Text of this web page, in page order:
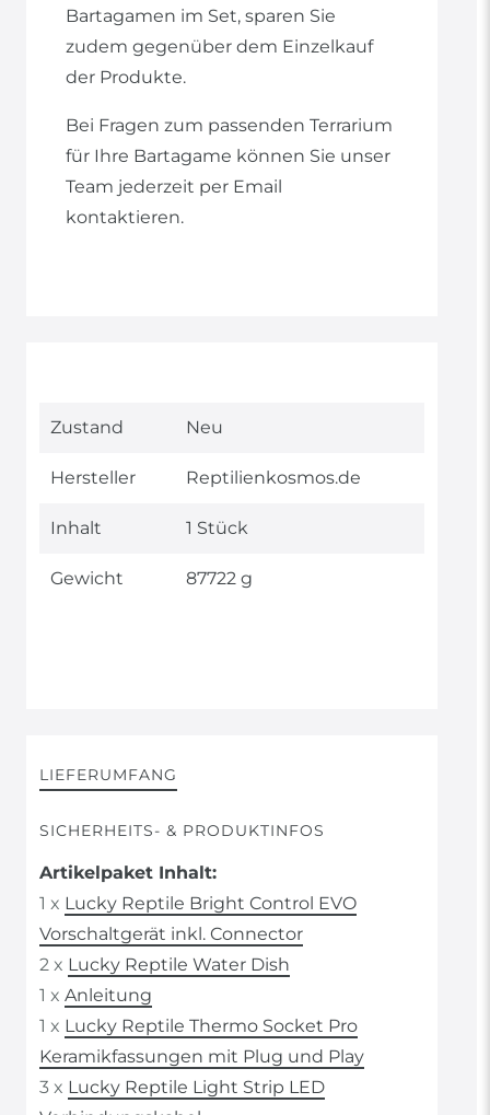
Bartagamen im Set, sparen Sie
zudem gegenüber dem Einzelkauf
der Produkte.
Bei Fragen zum passenden Terrarium
für Ihre Bartagame können Sie unser
Team jederzeit per Email
kontaktieren.
Technisches
Wert
Zustand Neu
Hersteller Reptilienkosmos.de
Inhalt 1 Stück
Gewicht 87722 g
LIEFERUMFANG
SICHERHEITS- & PRODUKTINFOS
Artikelpaket Inhalt:
1 x Lucky Reptile Bright Control EVO
Vorschaltgerät inkl. Connector
2 x Lucky Reptile Water Dish
1 x Anleitung
1 x Lucky Reptile Thermo Socket Pro
Keramikfassungen mit Plug und Play
3 x Lucky Reptile Light Strip LED